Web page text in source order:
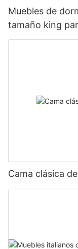
Muebles de
tamaño king
Cama clásica